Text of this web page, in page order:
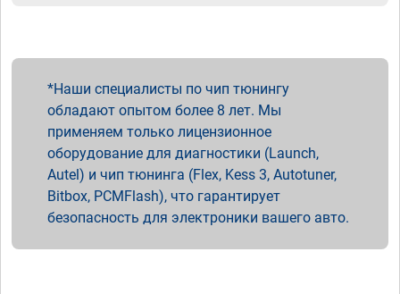
Наши специалисты по чип тюнингу
обладают опытом более 8 лет. Мы
применяем только лицензионное
оборудование для диагностики (Launch,
Autel) и чип тюнинга (Flex, Kess 3, Autotuner,
Bitbox, PCMFlash), что гарантирует
безопасность для электроники вашего авто.